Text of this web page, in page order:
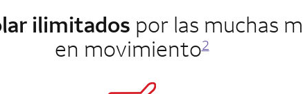
ilimitados por las muchas
en movimiento2